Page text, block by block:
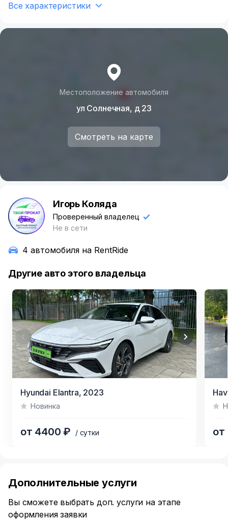
Все характеристики
Местоположение автомобиля
ул Солнечная, д 23
Смотреть на карте
И Игорь Коляда
Проверенный владелец
Не в сети
4 автомобиля на RentRide
Другие авто этого владельца
Hyundai Elantra, 2023
Новинка
от 4400 ₽ / сутки
of
3
Дополнительные услуги
Вы сможете выбрать доп. услуги на этапе
оформления заявки